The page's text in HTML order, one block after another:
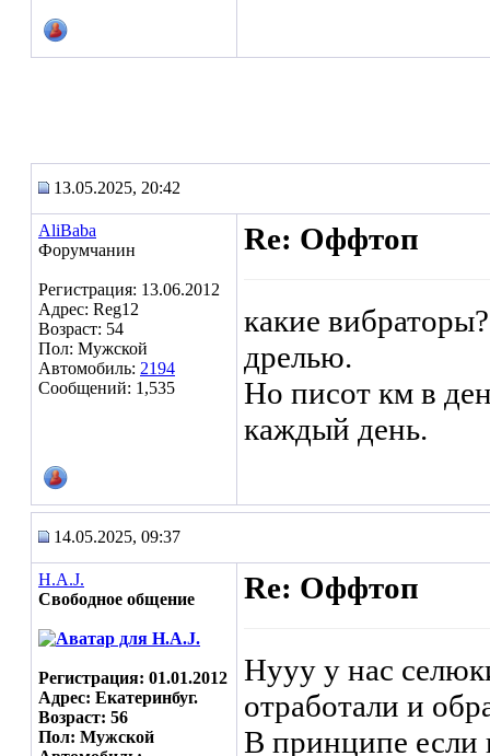
13.05.2025, 20:42
AliBaba
Форумчанин
Регистрация: 13.06.2012
Адрес: Reg12
Возраст: 54
Пол: Мужской
Автомобиль: 2194
Сообщений: 1,535
Re: Оффтоп
какие
дрелью.
Но писот км в
каждый день.
14.05.2025, 09:37
H.A.J.
Свободное общение
Регистрация: 01.01.2012
Адрес: Екатеринбуг.
Возраст: 56
Пол: Мужской
Re: Оффтоп
Нууу у нас
отработали и
В принципе если